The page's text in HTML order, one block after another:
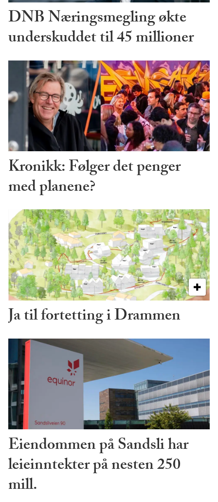
DNB Næringsmegling økte
underskuddet til 45 millioner
Kronikk: Følger det penger
med planene?
Ja til fortetting i Drammen
Eiendommen på Sandsli har
leieinntekter på nesten 250
mill.